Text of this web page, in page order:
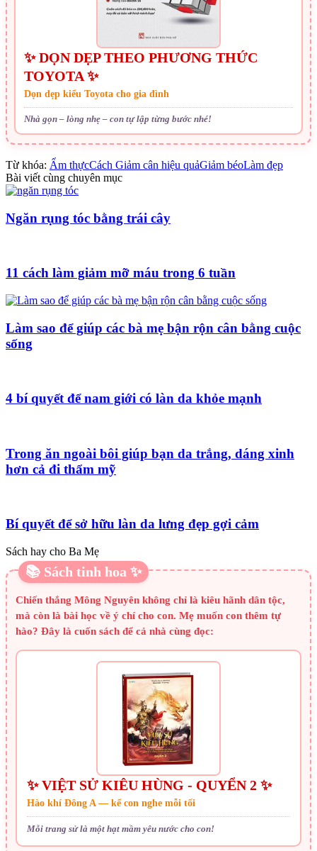
✨ DỌN DẸP THEO PHƯƠNG THỨC
TOYOTA ✨
Dọn dẹp kiểu Toyota cho gia đình
Nhà gọn – lòng nhẹ – con tự lập từng bước nhé!
Từ khóa: Ẩm thựcCách Giảm cân hiệu quảGiảm béoLàm đẹp
Bài viết cùng chuyên mục
Ngăn rụng tóc bằng trái cây
11 cách làm giảm mỡ máu trong 6 tuần
Làm sao để giúp các bà mẹ bận rộn cân bằng cuộc
sống
4 bí quyết để nam giới có làn da khỏe mạnh
Trong ăn ngoài bôi giúp bạn da trắng, dáng xinh
hơn cả đi thẩm mỹ
Bí quyết để sở hữu làn da lưng đẹp gợi cảm
Sách hay cho Ba Mẹ
📚 Sách tinh hoa ✨
Chiến thắng Mông Nguyên không chỉ là kiêu hãnh dân tộc,
mà còn là bài học về ý chí cho con. Mẹ muốn con thêm tự
hào? Đây là cuốn sách để cả nhà cùng đọc:
✨ VIỆT SỬ KIÊU HÙNG - QUYỂN 2 ✨
Hào khí Đông A — kể con nghe mỗi tối
Mỗi trang sử là một hạt mầm yêu nước cho con!